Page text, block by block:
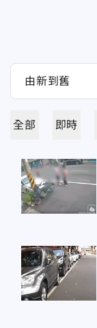
全部 即時